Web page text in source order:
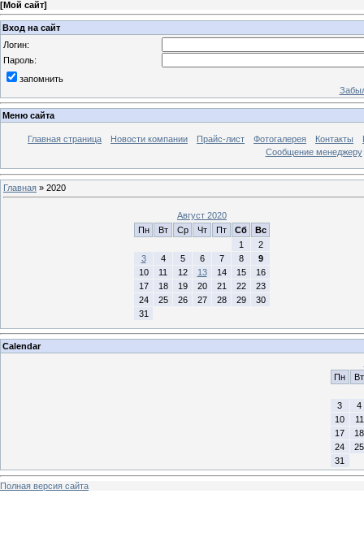
[Мой сайт]
Вход на сайт
Логин:
Пароль:
запомнить
Меню сайта
Главная страница Новости компании Прайс-лист Фотогалерея Контакты
Сообщение менеджеру
Главная » 2020
Август 2020
Пн
Вт Ср Чт Пт Сб
Вс
1
2
3
4 5 6 7 8
9
10
11 12 13 14 15
16
17
18 19 20 21 22
23
24
25 26 27 28 29
30
31
Calendar
Пн
Вт
3
4
10
11
17
18
24
25
31
Полная версия сайта